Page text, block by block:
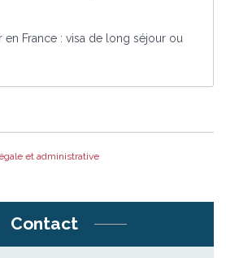
en France : visa de long séjour ou
et administrative
Contact